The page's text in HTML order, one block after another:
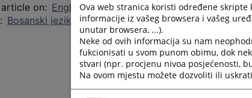
on: English language
: Bosanski jezik
Ova web stranica koristi određene
informacije iz vašeg browsera i vašeg
unutar browsera, ...).
Neke od ovih informacija su nam
fukcionisati u svom punom obimu, dok
stvari (npr. procjenu nivoa posjećenosti,
Na ovom mjestu možete dozvoliti ili